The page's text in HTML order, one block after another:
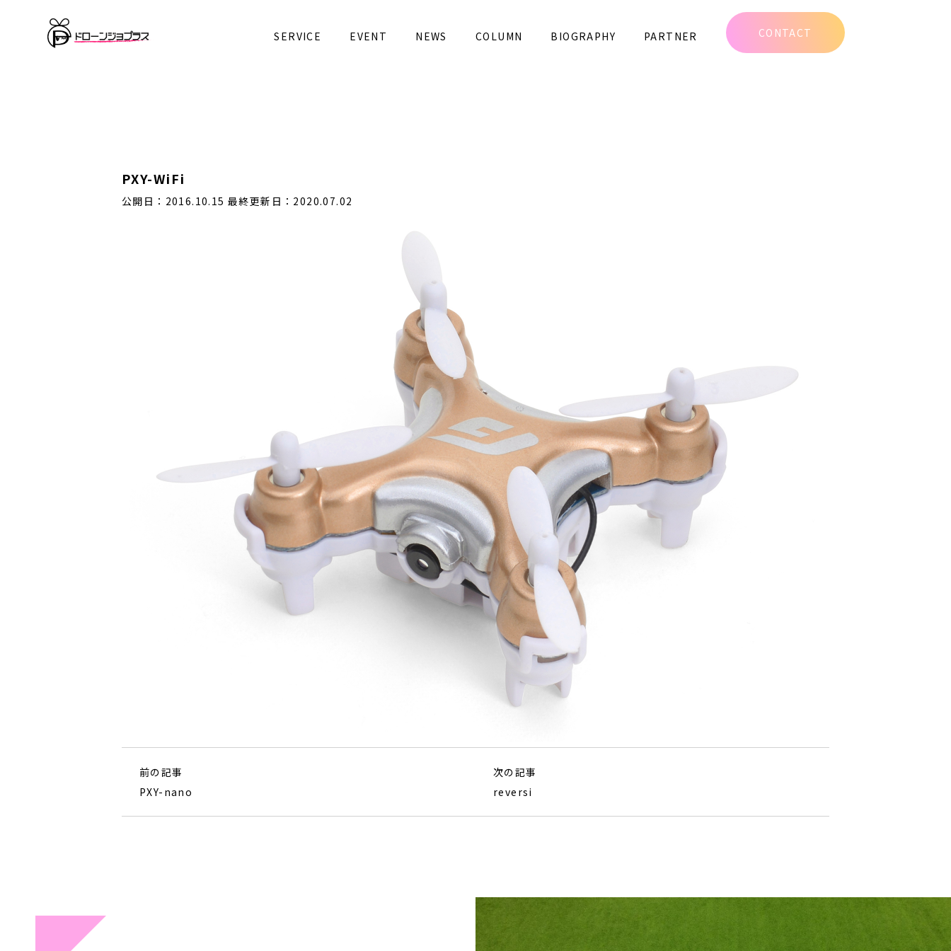
SERVICE EVENT NEWS COLUMN BIOGRAPHY PARTNER CONTACT
: Undefined array key 0 in on line
: Attempt to read property "cat_name" on null in /home/kanatta/drone-girls.com/public_html/wp-content/themes/djp_new/single.php
PXY-WiFi
公開日：2016.10.15 最終更新日：2020.07.02
前の記事
PXY-nano
次の記事
reversi